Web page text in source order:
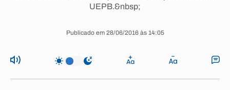
UEPB.&nbsp;
Publicado em 28/06/2016 às 14:05